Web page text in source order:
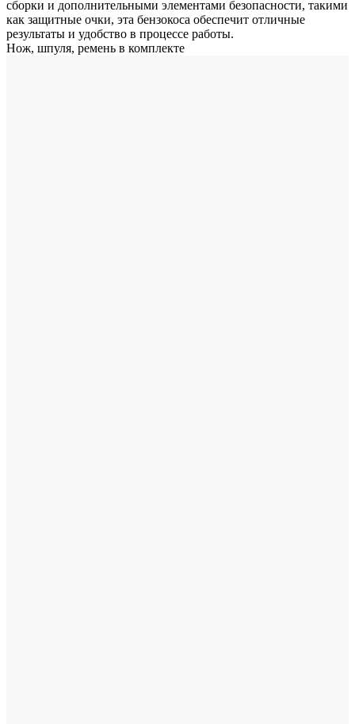
сборки и дополнительными элементами безопасности, такими
как защитные очки, эта бензокоса обеспечит отличные
результаты и удобство в процессе работы.
Нож, шпуля, ремень в комплекте